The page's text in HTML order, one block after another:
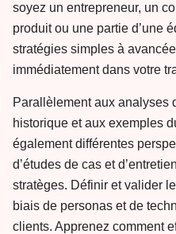
soyez un entrepreneur, un
produit ou une partie d’une
stratégies simples à
immédiatement dans votre
Parallèlement aux analyses
historique et aux exemples
également différentes
d’études de cas et
stratèges. Définir et valider
biais de personas et de
clients. Apprenez comment